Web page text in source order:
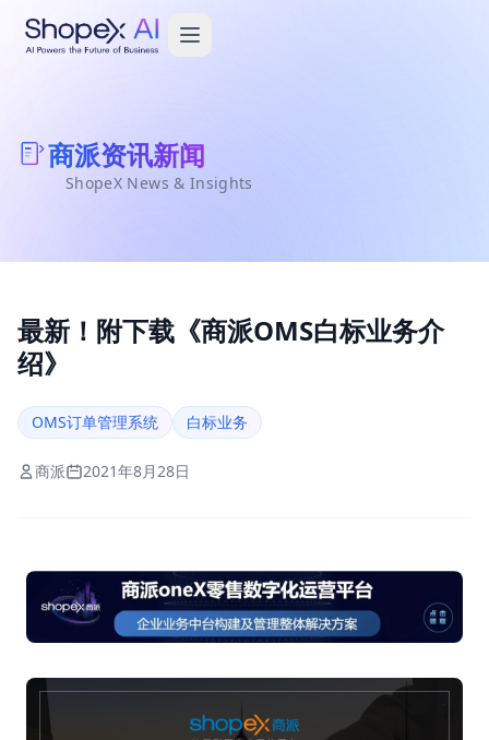
商派资讯新闻
ShopeX News & Insights
最新！附下载《商派OMS白标业务介
绍》
OMS订单管理系统 白标业务
商派 2021年8月28日